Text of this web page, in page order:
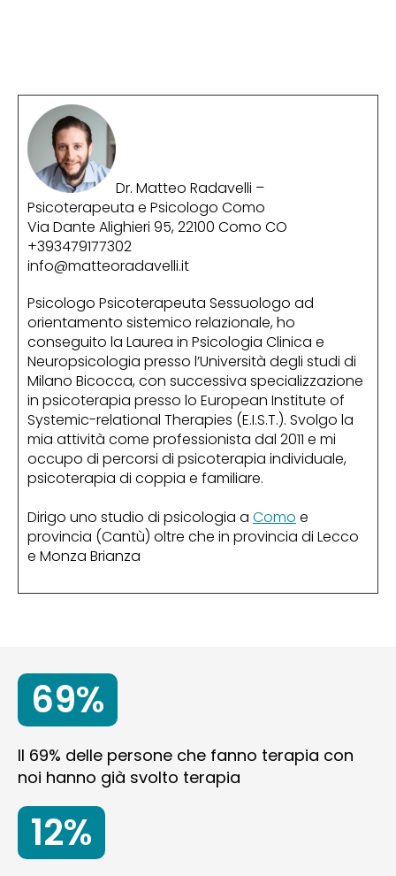
Dr. Matteo Radavelli –
Psicoterapeuta e Psicologo Como
Via Dante Alighieri 95, 22100 Como CO
+393479177302
info@matteoradavelli.it
Psicologo Psicoterapeuta Sessuologo ad
orientamento sistemico relazionale, ho
conseguito la Laurea in Psicologia Clinica e
Neuropsicologia presso l’Università degli studi di
Milano Bicocca, con successiva specializzazione
in psicoterapia presso lo European Institute of
Systemic-relational Therapies (E.I.S.T.). Svolgo la
mia attività come professionista dal 2011 e mi
occupo di percorsi di psicoterapia individuale,
psicoterapia di coppia e familiare.
Dirigo uno studio di psicologia a Como e
provincia (Cantù) oltre che in provincia di Lecco
e Monza Brianza
69%
Il 69% delle persone che fanno terapia con
noi hanno già svolto terapia
12%